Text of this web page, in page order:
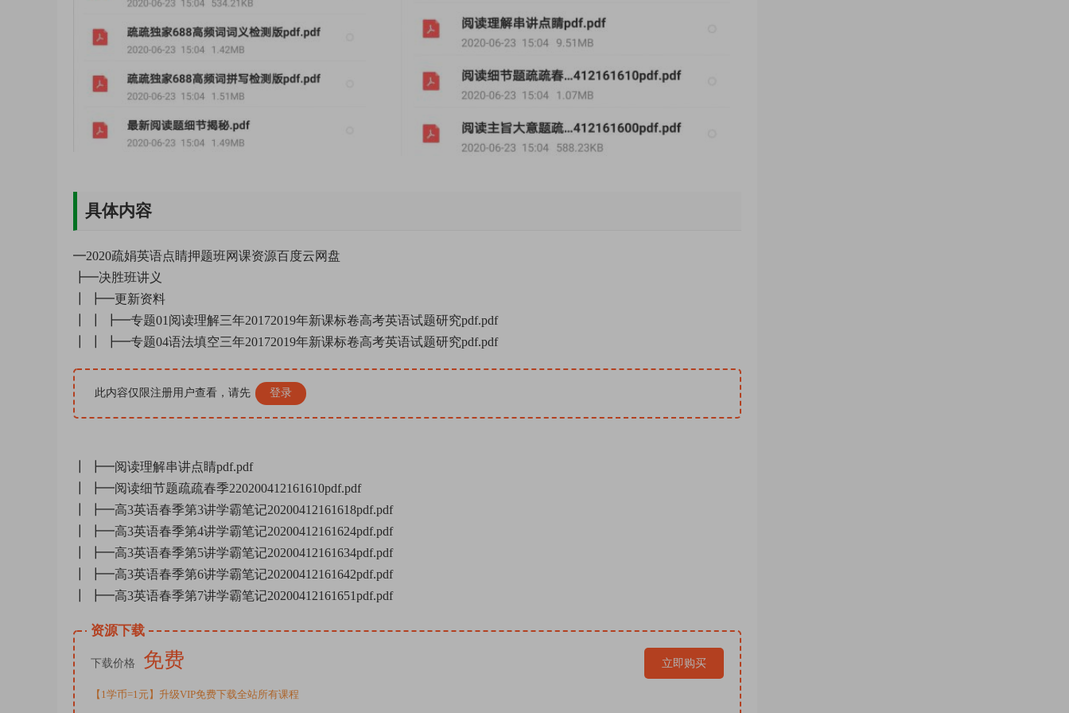
具体内容
━2020疏娟英语点睛押题班网课资源百度云网盘
┣━决胜班讲义
┃ ┣━更新资料
┃ ┃ ┣━专题01阅读理解三年20172019年新课标卷高考英语试题研究pdf.pdf
┃ ┃ ┣━专题04语法填空三年20172019年新课标卷高考英语试题研究pdf.pdf
此内容仅限注册用户查看，请先 登录
┃ ┣━阅读理解串讲点睛pdf.pdf
┃ ┣━阅读细节题疏疏春季220200412161610pdf.pdf
┃ ┣━高3英语春季第3讲学霸笔记20200412161618pdf.pdf
┃ ┣━高3英语春季第4讲学霸笔记20200412161624pdf.pdf
┃ ┣━高3英语春季第5讲学霸笔记20200412161634pdf.pdf
┃ ┣━高3英语春季第6讲学霸笔记20200412161642pdf.pdf
┃ ┣━高3英语春季第7讲学霸笔记20200412161651pdf.pdf
资源下载
下载价格 免费 立即购买
【1学币=1元】升级VIP免费下载全站所有课程